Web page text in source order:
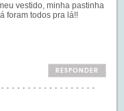
vestido, minha pastinha
foram todos pra lá!!
RESPONDER